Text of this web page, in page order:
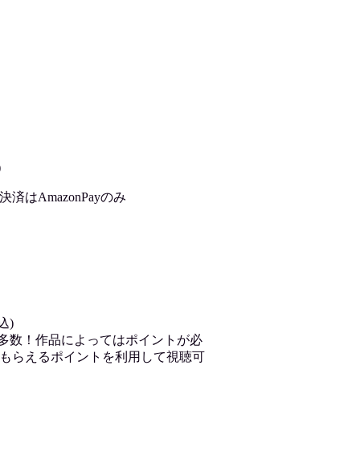
済はAmazonPayのみ
)
！作品によってはポイントが必
らえるポイントを利用して視聴可